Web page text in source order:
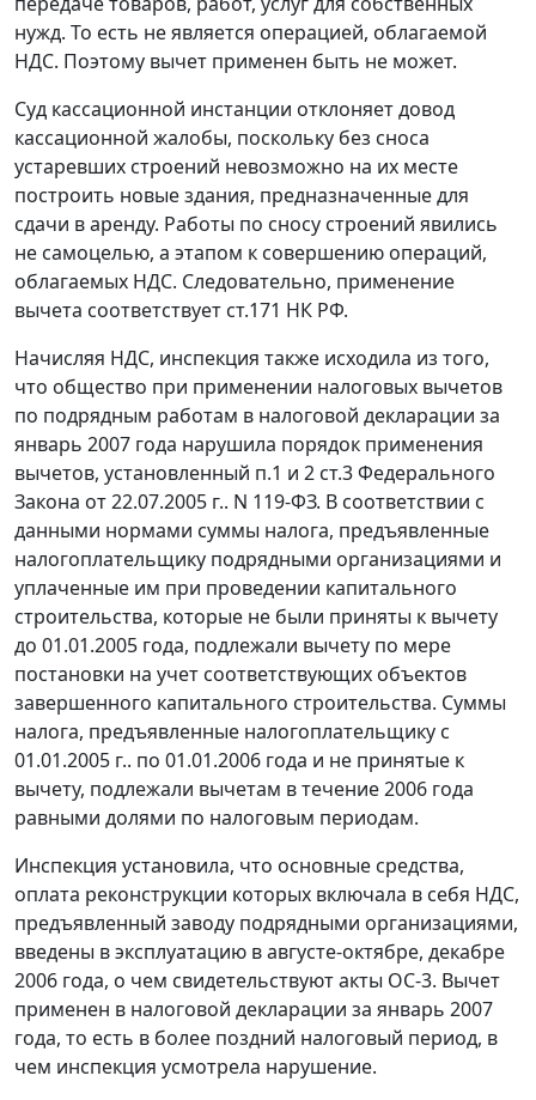
нужд. То есть не является операцией, облагаемой
НДС. Поэтому вычет применен быть не может.
Суд кассационной инстанции отклоняет довод
кассационной жалобы, поскольку без сноса
устаревших строений невозможно на их месте
построить новые здания, предназначенные для
сдачи в аренду. Работы по сносу строений явились
не самоцелью, а этапом к совершению операций,
облагаемых НДС. Следовательно, применение
вычета соответствует ст.171 НК РФ.
Начисляя НДС, инспекция также исходила из того,
что общество при применении налоговых вычетов
по подрядным работам в налоговой декларации за
январь 2007 года нарушила порядок применения
вычетов, установленный п.1 и 2 ст.3Федерального
Закона от 22.07.2005 г.. N 119-ФЗ. В соответствии с
данными нормами суммы налога, предъявленные
налогоплательщику подрядными организациями и
уплаченные им при проведении капитального
строительства, которые не были приняты к вычету
до 01.01.2005 года, подлежали вычету по мере
постановки на учет соответствующих объектов
завершенного капитального строительства. Суммы
налога, предъявленные налогоплательщику с
01.01.2005 г.. по 01.01.2006 года и не принятые к
вычету, подлежали вычетам в течение 2006 года
равными долями по налоговым периодам.
Инспекция установила, что основные средства,
оплата реконструкции которых включала в себя НДС,
предъявленный заводу подрядными организациями,
введены в эксплуатацию в августе-октябре, декабре
2006 года, о чем свидетельствуют акты ОС-3. Вычет
применен в налоговой декларации за январь 2007
года, то есть в более поздний налоговый период, в
чем инспекция усмотрела нарушение.